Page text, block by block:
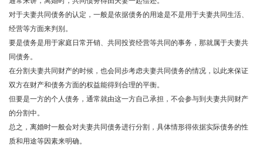
对于夫妻共同债务的认定，一般是依据债务的用途是不是用于夫妻共同生活、
经营等方面来判别。
要是债务是用于家庭日常开销、共同投资经营等共同的事务，那就属于夫妻共
同债务。
在分割夫妻共同财产的时候，也会同步考虑夫妻共同债务的情况，以此来保证
双方在财产和债务方面的权益能得到合理的平衡。
但要是一方的个人债务，通常就由这一方自己承担，不会参与到夫妻共同财产
的分割中。
总之，离婚时一般会对夫妻共同债务进行分割，具体情形得依据实际债务的性
质和用途等因素来明确。